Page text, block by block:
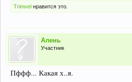
Trimvel нравится это.
Алень
Участник
Пффф... Какая х..я.